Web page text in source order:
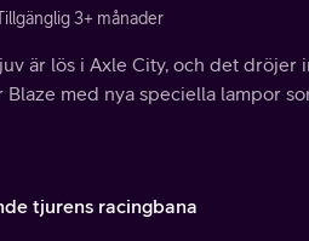
3+ månader
är lös i Axle City, och det
Blaze med nya speciella lampor
tjurens racingbana